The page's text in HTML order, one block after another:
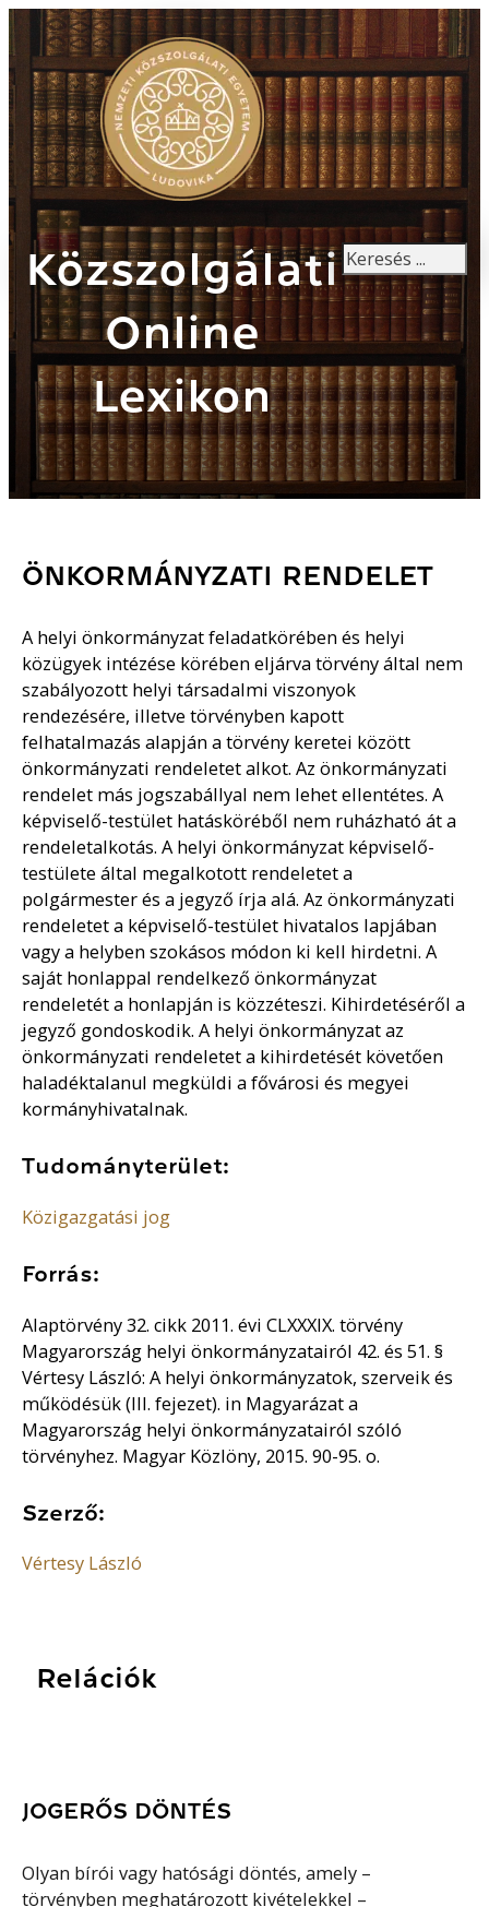
Közszolgálati
Online
Lexikon
Keresés
ÖNKORMÁNYZATI RENDELET
A helyi önkormányzat feladatkörében és helyi
közügyek intézése körében eljárva törvény által nem
szabályozott helyi társadalmi viszonyok
rendezésére, illetve törvényben kapott
felhatalmazás alapján a törvény keretei között
önkormányzati rendeletet alkot. Az önkormányzati
rendelet más jogszabállyal nem lehet ellentétes. A
képviselő-testület hatásköréből nem ruházható át a
rendeletalkotás. A helyi önkormányzat képviselő-
testülete által megalkotott rendeletet a
polgármester és a jegyző írja alá. Az önkormányzati
rendeletet a képviselő-testület hivatalos lapjában
vagy a helyben szokásos módon ki kell hirdetni. A
saját honlappal rendelkező önkormányzat
rendeletét a honlapján is közzéteszi. Kihirdetéséről a
jegyző gondoskodik. A helyi önkormányzat az
önkormányzati rendeletet a kihirdetését követően
haladéktalanul megküldi a fővárosi és megyei
kormányhivatalnak.
Tudományterület:
Közigazgatási jog
Forrás:
Alaptörvény 32. cikk 2011. évi CLXXXIX. törvény
Magyarország helyi önkormányzatairól 42. és 51. §
Vértesy László: A helyi önkormányzatok, szerveik és
működésük (III. fejezet). in Magyarázat a
Magyarország helyi önkormányzatairól szóló
törvényhez. Magyar Közlöny, 2015. 90-95. o.
Szerző:
Vértesy László
Relációk
JOGERŐS DÖNTÉS
Olyan bírói vagy hatósági döntés, amely –
törvényben meghatározott kivételekkel –